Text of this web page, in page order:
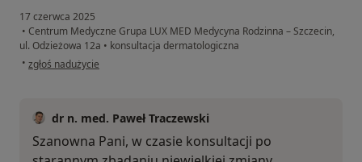
17 czerwca 2025
• Centrum Medyczne Grupa LUX MED Medycyna Rodzinna – Szczecin,
ul. Odzieżowa 12a • konsultacja dermatologiczna
• w opinii użytkownika Bea
zgłoś nadużycie
dr n. med. Paweł Traczewski
Szanowna Pani, w czasie konsultacji po